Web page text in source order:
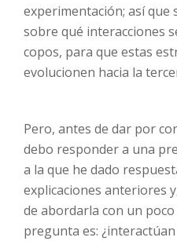
experimentación; así que
sobre qué interacciones
copos, para que estas
evolucionen hacia la
Pero, antes de dar por
debo responder a una
a la que he dado
explicaciones anteriores
de abordarla con un poco
pregunta es: